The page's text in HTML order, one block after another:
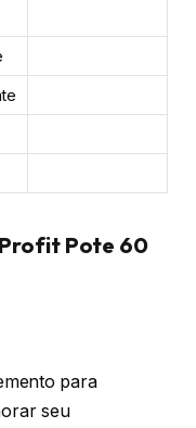
Pote 60
para
seu